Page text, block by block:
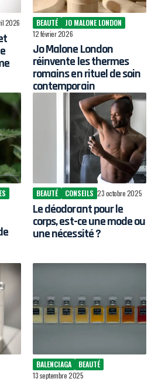
2026 BEAUTÉ
JO MALONE LONDON
12 février 2026
Jo Malone London
réinvente les thermes
romains en rituel de soin
contemporain
BEAUTÉ CONSEILS 23 octobre 2025
Le déodorant pour le
corps, est-ce une mode ou
une nécessité ?
BALENCIAGA
BEAUTÉ
13 septembre 2025